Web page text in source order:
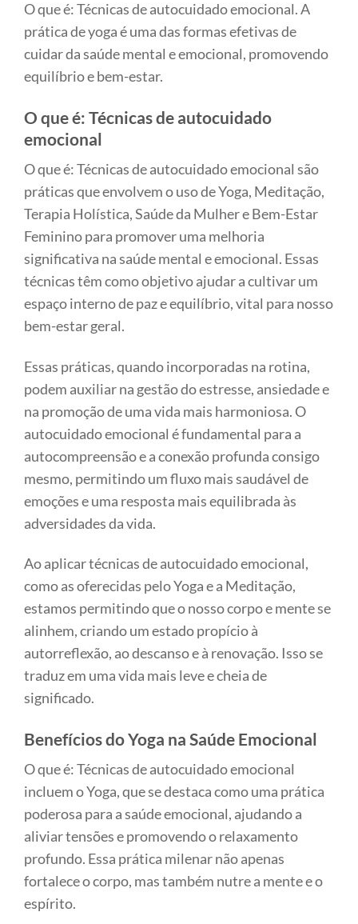
O que é: Técnicas de autocuidado emocional. A
prática de yoga é uma das formas efetivas de
cuidar da saúde mental e emocional, promovendo
equilíbrio e bem-estar.
O que é: Técnicas de autocuidado
emocional
O que é: Técnicas de autocuidado emocional são
práticas que envolvem o uso de Yoga, Meditação,
Terapia Holística, Saúde da Mulher e Bem-Estar
Feminino para promover uma melhoria
significativa na saúde mental e emocional. Essas
técnicas têm como objetivo ajudar a cultivar um
espaço interno de paz e equilíbrio, vital para nosso
bem-estar geral.
Essas práticas, quando incorporadas na rotina,
podem auxiliar na gestão do estresse, ansiedade e
na promoção de uma vida mais harmoniosa. O
autocuidado emocional é fundamental para a
autocompreensão e a conexão profunda consigo
mesmo, permitindo um fluxo mais saudável de
emoções e uma resposta mais equilibrada às
adversidades da vida.
Ao aplicar técnicas de autocuidado emocional,
como as oferecidas pelo Yoga e a Meditação,
estamos permitindo que o nosso corpo e mente se
alinhem, criando um estado propício à
autorreflexão, ao descanso e à renovação. Isso se
traduz em uma vida mais leve e cheia de
significado.
Benefícios do Yoga na Saúde Emocional
O que é: Técnicas de autocuidado emocional
incluem o Yoga, que se destaca como uma prática
poderosa para a saúde emocional, ajudando a
aliviar tensões e promovendo o relaxamento
profundo. Essa prática milenar não apenas
fortalece o corpo, mas também nutre a mente e o
espírito.